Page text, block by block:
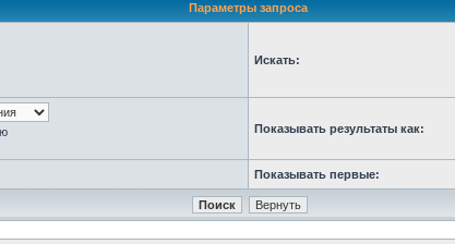
Параметры запроса
Искать:
Показывать результаты как:
Показывать первые: